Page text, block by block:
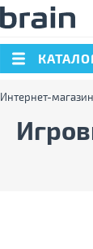
Интернет-